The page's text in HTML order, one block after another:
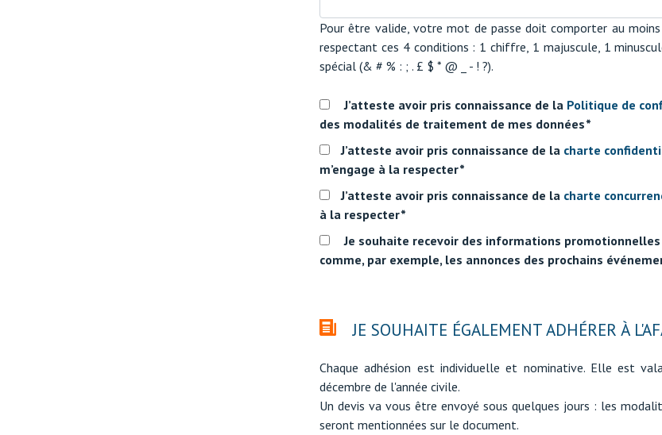
Pour être valide, votre mot de passe doit comporter au
respectant ces 4 conditions : 1 chiffre, 1 majuscule, 1
spécial (& # % : ; . £ $ * @ _ - ! ?).
J’atteste avoir pris connaissance de la Politique de
des modalités de traitement de mes données
J’atteste avoir pris connaissance de la charte
m’engage à la respecter
J’atteste avoir pris connaissance de la charte
à la respecter
Je souhaite recevoir des informations promotionnelles
comme, par exemple, les annonces des prochains
JE SOUHAITE ÉGALEMENT ADHÉRER À
Chaque adhésion est individuelle et nominative. Elle est
décembre de l'année civile.
Un devis va vous être envoyé sous quelques jours : les
seront mentionnées sur le document.